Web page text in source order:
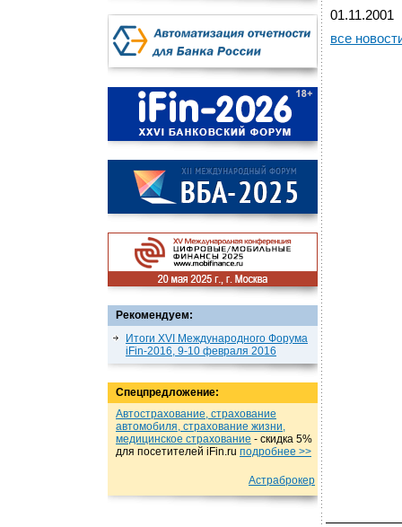
Рекомендуем:
Итоги XVI Международного Форума
iFin-2016, 9-10 февраля 2016
Спецпредложение:
Автострахование, страхование
автомобиля, страхование жизни,
медицинское страхование - cкидка 5%
для посетителей iFin.ru подробнеe >>
Астраброкер
01.11.2001
все